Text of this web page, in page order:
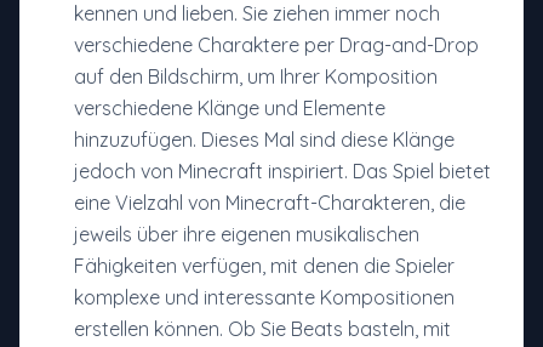
kennen und lieben. Sie ziehen immer noch
verschiedene Charaktere per Drag-and-Drop
auf den Bildschirm, um Ihrer Komposition
verschiedene Klänge und Elemente
hinzuzufügen. Dieses Mal sind diese Klänge
jedoch von Minecraft inspiriert. Das Spiel bietet
eine Vielzahl von Minecraft-Charakteren, die
jeweils über ihre eigenen musikalischen
Fähigkeiten verfügen, mit denen die Spieler
komplexe und interessante Kompositionen
erstellen können. Ob Sie Beats basteln, mit